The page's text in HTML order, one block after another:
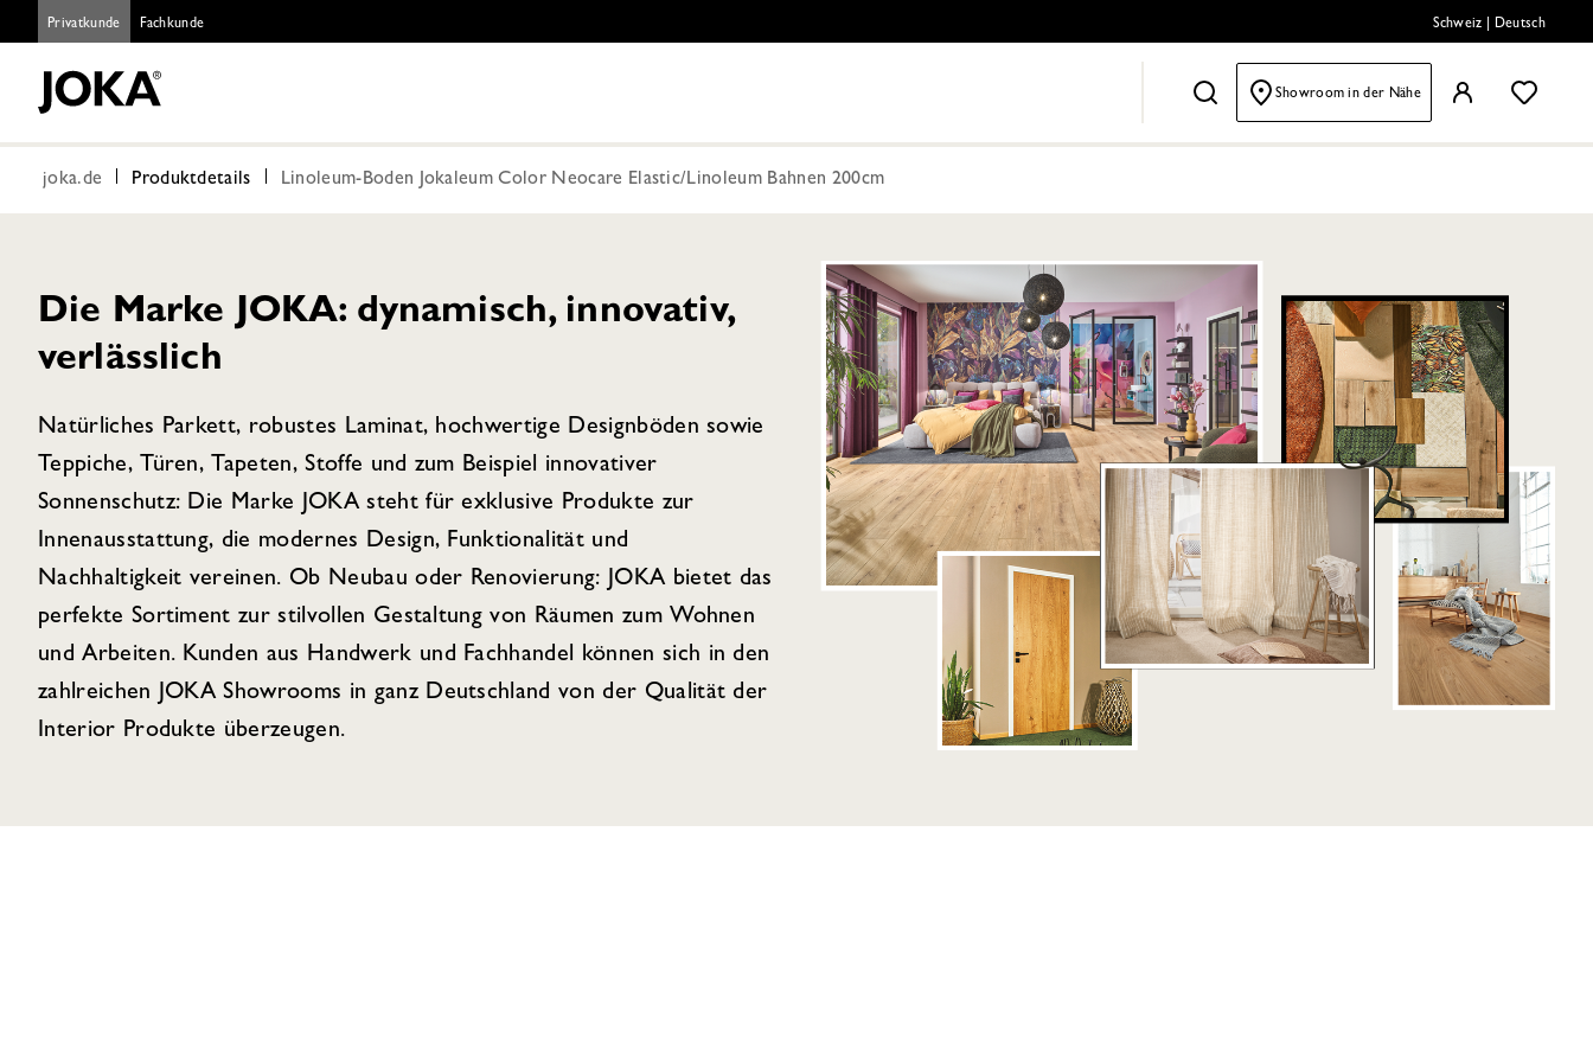
Privatkunde Fachkunde Schweiz Deutsch
Showroom in der Nähe
joka.de Produktdetails Linoleum-Boden Jokaleum Color Neocare Elastic/Linoleum Bahnen 200cm
Die Marke JOKA: dynamisch, innovativ,
verlässlich
Natürliches Parkett, robustes Laminat, hochwertige Designböden sowie
Teppiche, Türen, Tapeten, Stoffe und zum Beispiel innovativer
Sonnenschutz: Die Marke JOKA steht für exklusive Produkte zur
Innenausstattung, die modernes Design, Funktionalität und
Nachhaltigkeit vereinen. Ob Neubau oder Renovierung: JOKA bietet das
perfekte Sortiment zur stilvollen Gestaltung von Räumen zum Wohnen
und Arbeiten. Kunden aus Handwerk und Fachhandel können sich in den
zahlreichen JOKA Showrooms in ganz Deutschland von der Qualität der
Interior Produkte überzeugen.